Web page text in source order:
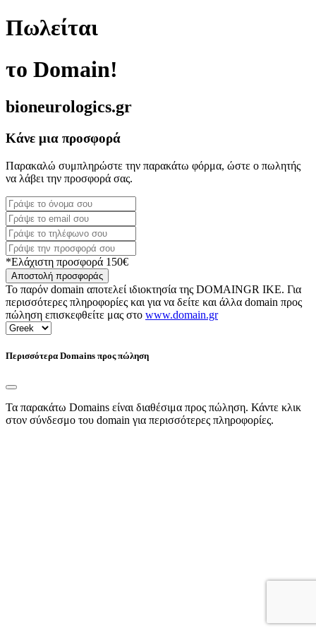
Πωλείται
το Domain!
bioneurologics.gr
Κάνε μια προσφορά
Παρακαλώ συμπληρώστε την παρακάτω φόρμα, ώστε ο πωλητής
να λάβει την προσφορά σας.
*Ελάχιστη προσφορά 150€
Αποστολή προσφοράς
Το παρόν domain αποτελεί ιδιοκτησία της DOMAINGR ΙΚΕ. Για
περισσότερες πληροφορίες και για να δείτε και άλλα domain προς
πώληση επισκεφθείτε μας στο www.domain.gr
Περισσότερα Domains προς πώληση
Τα παρακάτω Domains είναι διαθέσιμα προς πώληση. Κάντε κλικ
στον σύνδεσμο του domain για περισσότερες πληροφορίες.